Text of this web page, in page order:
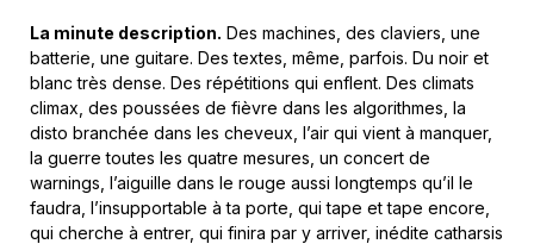
La minute description. Des machines, des claviers, une
batterie, une guitare. Des textes, même, parfois. Du noir et
blanc très dense. Des répétitions qui enflent. Des climats
climax, des poussées de fièvre dans les algorithmes, la
disto branchée dans les cheveux, l’air qui vient à manquer,
la guerre toutes les quatre mesures, un concert de
warnings, l’aiguille dans le rouge aussi longtemps qu’il le
faudra, l’insupportable à ta porte, qui tape et tape encore,
qui cherche à entrer, qui finira par y arriver, inédite catharsis